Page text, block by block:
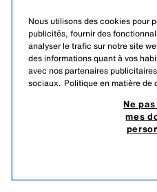
Nous utilisons des cookies pour
publicités, fournir des
analyser le trafic sur notre site
des informations quant à vos
avec nos partenaires
sociaux. Politique en matière de
Ne
mes